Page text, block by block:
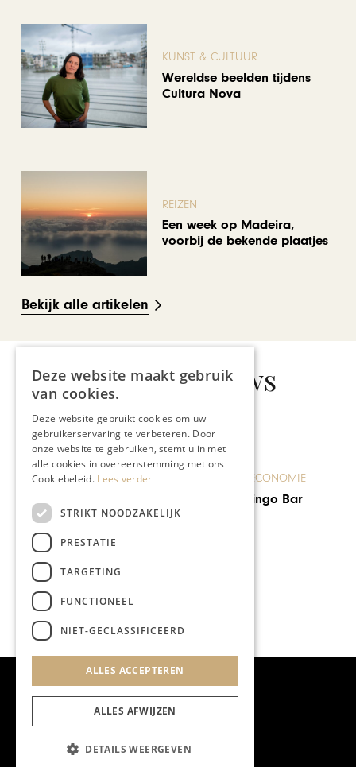
KUNST & CULTUUR
Wereldse beelden tijdens
Cultura Nova
REIZEN
Een week op Madeira,
voorbij de bekende plaatjes
Bekijk alle artikelen
Gerelateerd nieuws
ONDERNEMEN & ECONOMIE
Eva en de Flamingo Bar
Deze website maakt gebruik
van cookies.
Deze website gebruikt cookies om uw
gebruikerservaring te verbeteren. Door
onze website te gebruiken, stemt u in met
alle cookies in overeenstemming met ons
Cookiebeleid. Lees verder
STRIKT NOODZAKELIJK
PRESTATIE
TARGETING
FUNCTIONEEL
NIET-GECLASSIFICEERD
ALLES ACCEPTEREN
ALLES AFWIJZEN
DETAILS WEERGEVEN